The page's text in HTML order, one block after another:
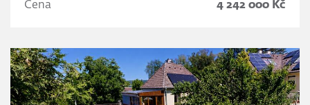
Cena 4 242 000 Kč